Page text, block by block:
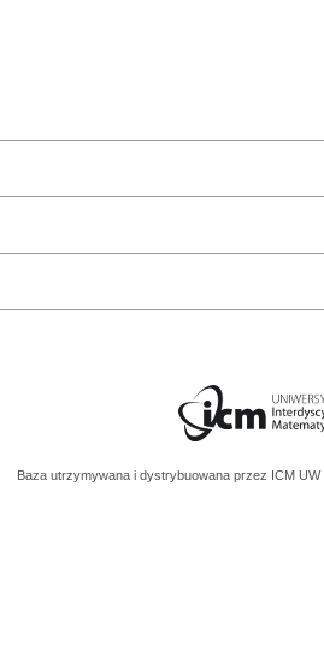
Baza utrzymywana i dystrybuowana przez ICM UW